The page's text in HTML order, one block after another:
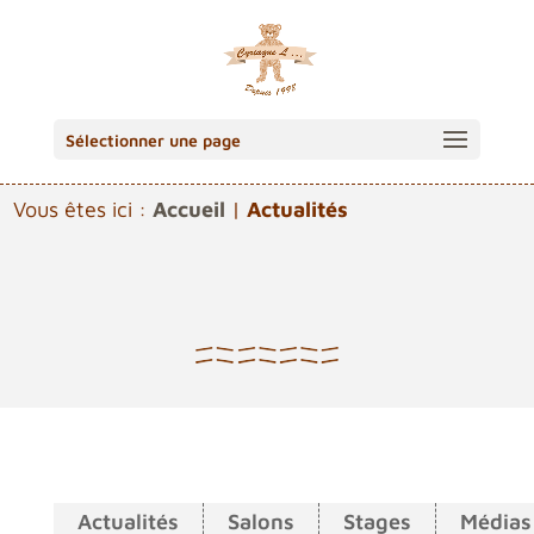
Sélectionner une page
Vous êtes ici :Accueil |Actualités
Actualités Salons Stages Médias